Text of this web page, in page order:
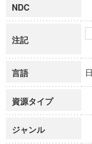
NDC
注記
言語
資源タイプ
ジャンル